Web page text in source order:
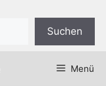
Suchen
Menü